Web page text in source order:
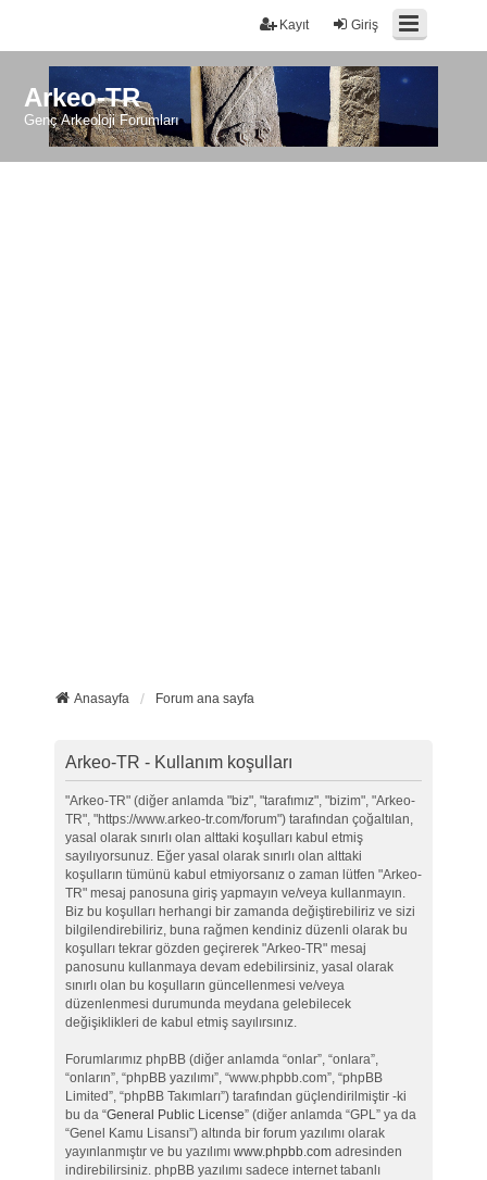
Giriş
Kayıt
Arkeo-TR
Genç Arkeoloji Forumları
Anasayfa Forum ana sayfa
Arkeo-TR - Kullanım koşulları
"Arkeo-TR" (diğer anlamda "biz", "tarafımız", "bizim", "Arkeo-
TR", "https://www.arkeo-tr.com/forum") tarafından çoğaltılan,
yasal olarak sınırlı olan alttaki koşulları kabul etmiş
sayılıyorsunuz. Eğer yasal olarak sınırlı olan alttaki
koşulların tümünü kabul etmiyorsanız o zaman lütfen "Arkeo-
TR" mesaj panosuna giriş yapmayın ve/veya kullanmayın.
Biz bu koşulları herhangi bir zamanda değiştirebiliriz ve sizi
bilgilendirebiliriz, buna rağmen kendiniz düzenli olarak bu
koşulları tekrar gözden geçirerek "Arkeo-TR" mesaj
panosunu kullanmaya devam edebilirsiniz, yasal olarak
sınırlı olan bu koşulların güncellenmesi ve/veya
düzenlenmesi durumunda meydana gelebilecek
değişiklikleri de kabul etmiş sayılırsınız.
Forumlarımız phpBB (diğer anlamda “onlar”, “onlara”,
“onların”, “phpBB yazılımı”, “www.phpbb.com”, “phpBB
Limited”, “phpBB Takımları”) tarafından güçlendirilmiştir -ki
bu da “General Public License” (diğer anlamda “GPL” ya da
“Genel Kamu Lisansı”) altında bir forum yazılımı olarak
yayınlanmıştır ve bu yazılımı www.phpbb.comadresinden
indirebilirsiniz. phpBB yazılımı sadece internet tabanlı